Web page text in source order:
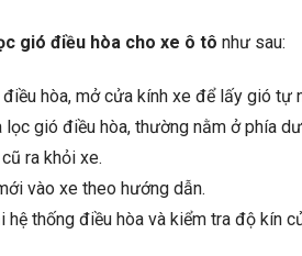
gió điều hòa cho xe ô tô như sau:
hòa, mở cửa kính xe để lấy gió tự
lọc gió điều hòa, thường nằm ở phía
ra khỏi xe.
vào xe theo hướng dẫn.
hệ thống điều hòa và kiểm tra độ kín